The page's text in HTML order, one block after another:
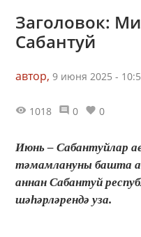
Заголовок:
Сабантуй
автор, 9 июня 2025 -
1018 0 0
Июнь – Сабантуйлар
тәмамлануны башта
аннан Сабантуй
шәһәрләрендә уза.